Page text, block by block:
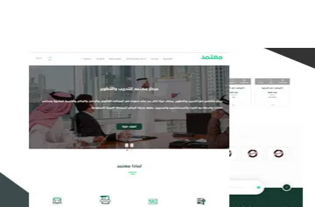
تصميم منصة معتمد للتدريب
التفاصيل